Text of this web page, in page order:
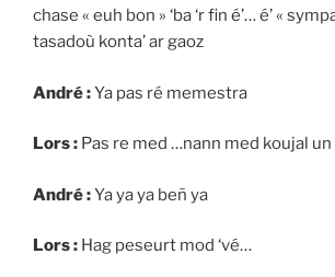
chase « euh bon » ‘ba ‘r fin é’… é’ «
tasadoù konta’ ar gaoz
André :Ya pas ré memestra
Lors : Pas re med …nann med koujal
André :Ya ya ya beñ ya
Lors : Hag peseurt mod ‘vé…